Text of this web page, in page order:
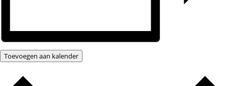
Toevoegen aan kalender